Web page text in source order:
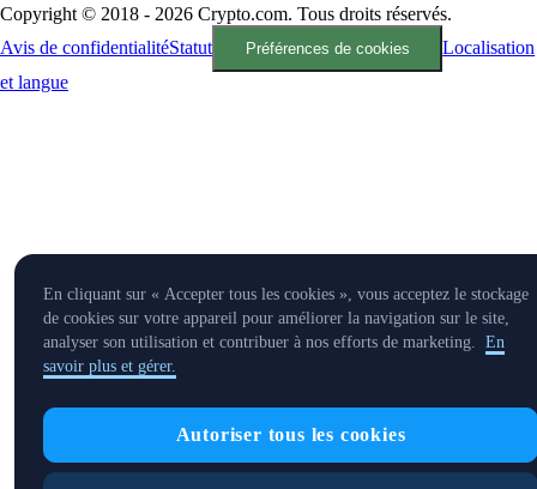
Copyright © 2018 - 2026 Crypto.com. Tous droits réservés.
Avis de confidentialitéStatut Préférences de cookies
Localisation
et langue
En cliquant sur « Accepter tous les cookies », vous acceptez le stockage
de cookies sur votre appareil pour améliorer la navigation sur le site,
analyser son utilisation et contribuer à nos efforts de marketing. En
savoir plus et gérer.
Autoriser tous les cookies